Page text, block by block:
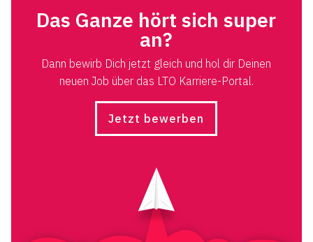
Das Ganze hört sich super
an?
Dann bewirb Dich jetzt gleich und hol dir Deinen
neuen Job über das LTO Karriere-Portal.
Jetzt bewerben